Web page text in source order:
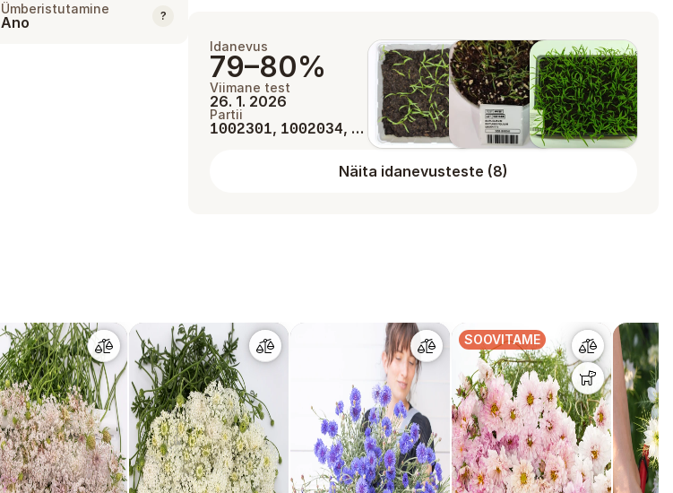
Ümberistutamine
Ano ?
Idanevus
79–80%
Viimane test
26. 1. 2026
Partii
1002301, 1002034, …
Näita idanevusteste (8)
SOOVITAME